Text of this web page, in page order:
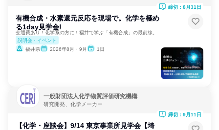
有機合成・水素還元反応を現場で。化学を極め
る1day見学会!
交通費あり！化学系の方に！福井で学ぶ「有機合成」の最前線。
説明会・イベント
福井県
2026年8月・9月 1日
締切：8月31日
一般財団法人化学物質評価研究機構
研究開発、化学メーカー
【化学・座談会】9/14 東京事業所見学会【埼
締切：9月11日